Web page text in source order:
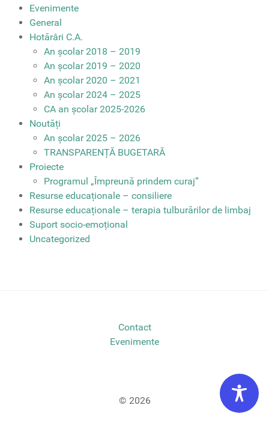
Evenimente
General
Hotărâri C.A.
An școlar 2018 – 2019
An școlar 2019 – 2020
An școlar 2020 – 2021
An școlar 2024 – 2025
CA an școlar 2025-2026
Noutăți
An școlar 2025 – 2026
TRANSPARENȚĂ BUGETARĂ
Proiecte
Programul „Împreună prindem curaj”
Resurse educaționale – consiliere
Resurse educaționale – terapia tulburărilor de limbaj
Suport socio-emoțional
Uncategorized
Contact
Evenimente
© 2026